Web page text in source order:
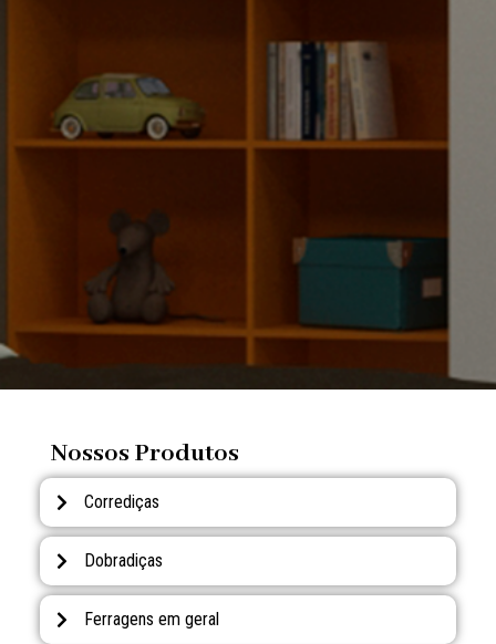
Nossos Produtos
Corrediças
Dobradiças
Ferragens em geral